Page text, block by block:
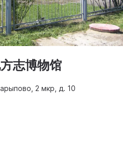
志博物馆
2 мкр, д. 10